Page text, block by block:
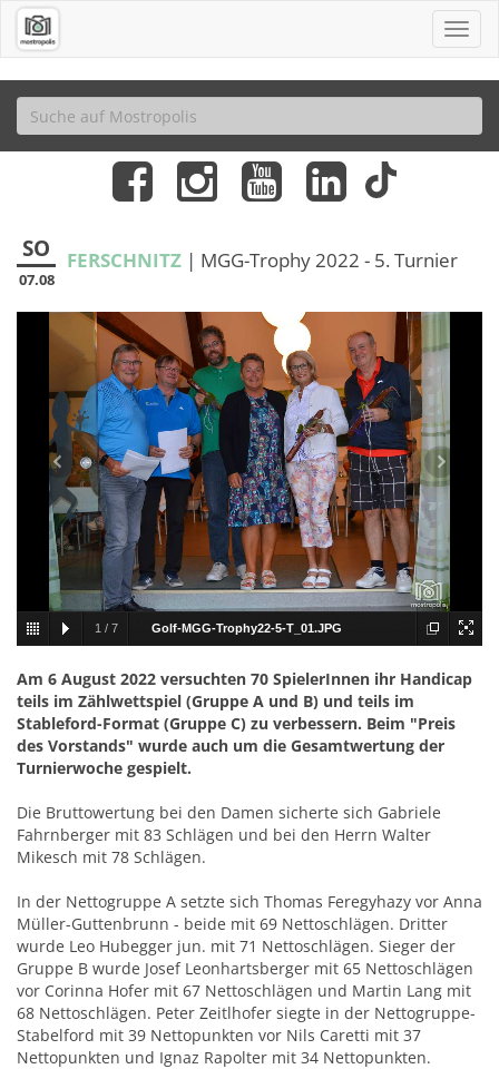
SO
07.08
FERSCHNITZ | MGG-Trophy 2022 - 5. Turnier
1 / 7 Golf-MGG-Trophy22-5-T_01.JPG
Am 6 August 2022 versuchten 70 SpielerInnen ihr Handicap
teils im Zählwettspiel (Gruppe A und B) und teils im
Stableford-Format (Gruppe C) zu verbessern. Beim "Preis
des Vorstands" wurde auch um die Gesamtwertung der
Turnierwoche gespielt.
Die Bruttowertung bei den Damen sicherte sich Gabriele
Fahrnberger mit 83 Schlägen und bei den Herrn Walter
Mikesch mit 78 Schlägen.
In der Nettogruppe A setzte sich Thomas Feregyhazy vor Anna
Müller-Guttenbrunn - beide mit 69 Nettoschlägen. Dritter
wurde Leo Hubegger jun. mit 71 Nettoschlägen. Sieger der
Gruppe B wurde Josef Leonhartsberger mit 65 Nettoschlägen
vor Corinna Hofer mit 67 Nettoschlägen und Martin Lang mit
68 Nettoschlägen. Peter Zeitlhofer siegte in der Nettogruppe-
Stabelford mit 39 Nettopunkten vor Nils Caretti mit 37
Nettopunkten und Ignaz Rapolter mit 34 Nettopunkten.